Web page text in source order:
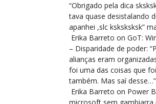
“Obrigado pela dica
tava quase desistalando
apanhei ,slc ksksksksk”
Erika Barreto on GoT:
– Disparidade de poder: “
alianças eram
foi uma das coisas que
também. Mas saí desse…”
Erika Barreto on Power